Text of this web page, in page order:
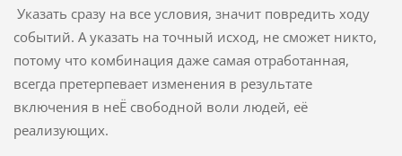
Указать сразу на все условия, значит повредить ходу
событий. А указать на точный исход, не сможет никто,
потому что комбинация даже самая отработанная,
всегда претерпевает изменения в результате
включения в неЁ свободной воли людей, её
реализующих.